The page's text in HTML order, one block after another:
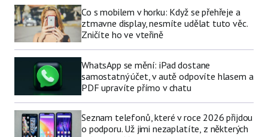
Co s mobilem v horku: Když se přehřeje a
ztmavne display, nesmíte udělat tuto věc.
Zničíte ho ve vteřině
WhatsApp se mění: iPad dostane
samostatný účet, v autě odpovíte hlasem a
PDF upravíte přímo v chatu
Seznam telefonů, které v roce 2026 přijdou
o podporu. Už jimi nezaplatíte, z některých